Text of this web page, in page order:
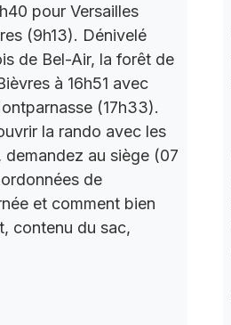
pour Versailles
(9h13). Dénivelé
de Bel-Air, la forêt de
à 16h51 avec
(17h33).
la rando avec les
demandez au siège (07
de
et comment bien
contenu du sac,